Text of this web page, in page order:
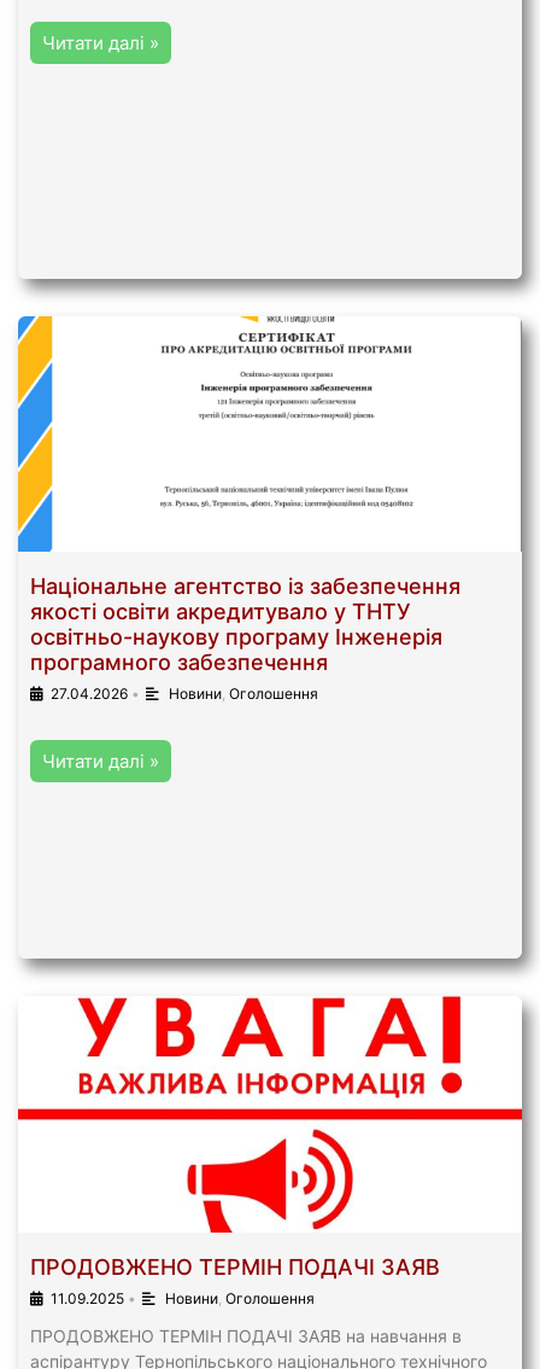
Читати далі »
Національне агентство із забезпечення
якості освіти акредитувало у ТНТУ
освітньо-наукову програму Інженерія
програмного забезпечення
27.04.2026 • Новини, Оголошення
Читати далі »
ПРОДОВЖЕНО ТЕРМІН ПОДАЧІ ЗАЯВ
11.09.2025 • Новини Оголошення
ПРОДОВЖЕНО ТЕРМІН ПОДАЧІ ЗАЯВ на навчання в
аспірантуру Тернопільського національного технічного